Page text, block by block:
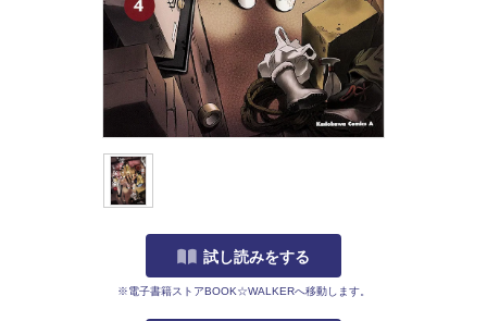
試し読みをする
※電子書籍ストアBOOK☆WALKERへ移動します。